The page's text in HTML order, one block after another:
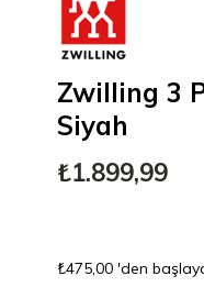
Zwilling 3
Siyah
₺1.899,99
₺475,00 'den